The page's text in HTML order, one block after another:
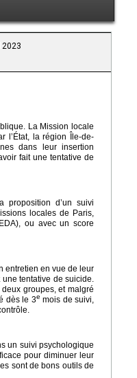
2023
La Mission locale
l’État, la région Île-de-
dans leur insertion
fait une tentative de
proposition d’un suivi
locales de Paris,
ou avec un score
entretien en vue de leur
tentative de suicide.
groupes, et malgré
dès le 3e mois de suivi,
un suivi psychologique
pour diminuer leur
sont de bons outils de